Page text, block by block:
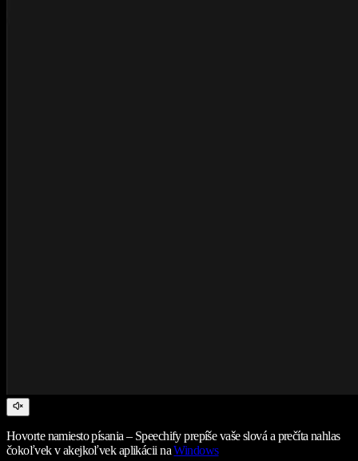
Hovorte namiesto písania – Speechify prepíše vaše slová a prečíta nahlas
čokoľvek v akejkoľvek aplikácii naWindows